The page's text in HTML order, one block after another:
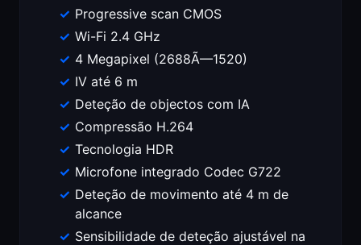
Progressive scan CMOS
Wi-Fi 2.4 GHz
4 Megapixel (2688Ã—1520)
IV até 6 m
Deteção de objectos com IA
Compressão H.264
Tecnologia HDR
Microfone integrado Codec G722
Deteção de movimento até 4 m de
alcance
Sensibilidade de deteção ajustável na